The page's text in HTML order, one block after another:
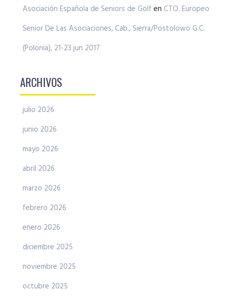
Asociación Española de Seniors de Golf en CTO. Europeo
Senior De Las Asociaciones, Cab., Sierra/Postolowo G.C.
(Polonia), 21-23 jun 2017
ARCHIVOS
julio 2026
junio 2026
mayo 2026
abril 2026
marzo 2026
febrero 2026
enero 2026
diciembre 2025
noviembre 2025
octubre 2025